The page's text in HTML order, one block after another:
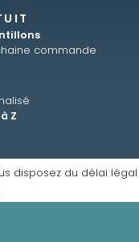
commande
Z
disposez du délai légal